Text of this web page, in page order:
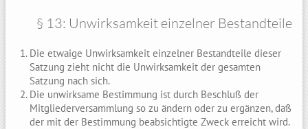
§ 13: Unwirksamkeit einzelner Bestandteile
Die etwaige Unwirksamkeit einzelner Bestandteile dieser
Satzung zieht nicht die Unwirksamkeit der gesamten
Satzung nach sich.
Die unwirksame Bestimmung ist durch Beschluß der
Mitgliederversammlung so zu ändern oder zu ergänzen, daß
der mit der Bestimmung beabsichtigte Zweck erreicht wird.